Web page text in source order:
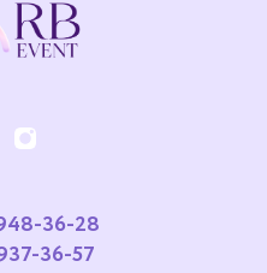
36-28
36-57